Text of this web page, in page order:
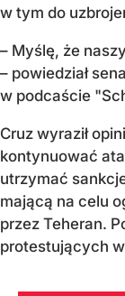
w tym do
– Myślę, że
– powiedział
w podcaście
Cruz wyraził
kontynuować
utrzymać
mającą na celu
przez Teheran.
protestujących